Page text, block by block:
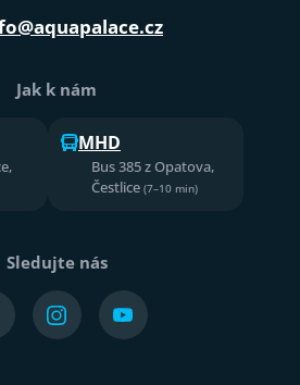
Jak k nám
MHD
Bus 385 z Opatova,
Čestlice (7–10 min)
Sledujte nás